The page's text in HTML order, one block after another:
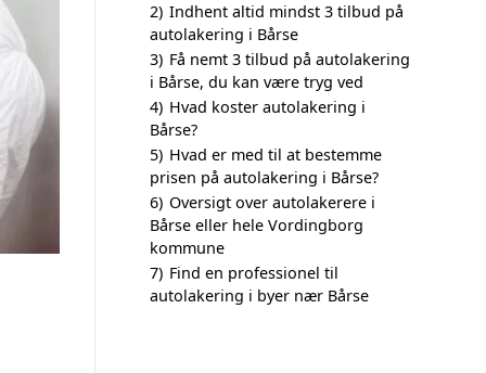
2) Indhent altid mindst 3 tilbud på
autolakering i Bårse
3) Få nemt 3 tilbud på autolakering
i Bårse, du kan være tryg ved
4) Hvad koster autolakering i
Bårse?
5) Hvad er med til at bestemme
prisen på autolakering i Bårse?
6) Oversigt over autolakerere i
Bårse eller hele Vordingborg
kommune
7) Find en professionel til
autolakering i byer nær Bårse